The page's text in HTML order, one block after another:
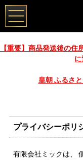
【重要】商品発送後の
皇朝 ふるさ
プライバシーポリ
有限会社ミックは、